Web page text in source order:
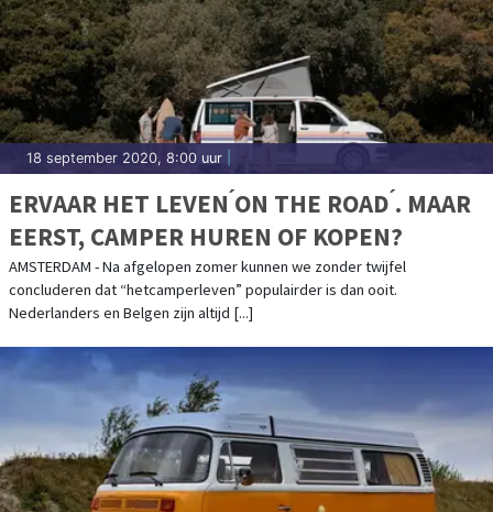
18 september 2020, 8:00 uur
ERVAAR HET LEVEN ́ON THE ROAD ́. MAAR
EERST, CAMPER HUREN OF KOPEN?
AMSTERDAM - Na afgelopen zomer kunnen we zonder twijfel
concluderen dat “hetcamperleven” populairder is dan ooit.
Nederlanders en Belgen zijn altijd [...]